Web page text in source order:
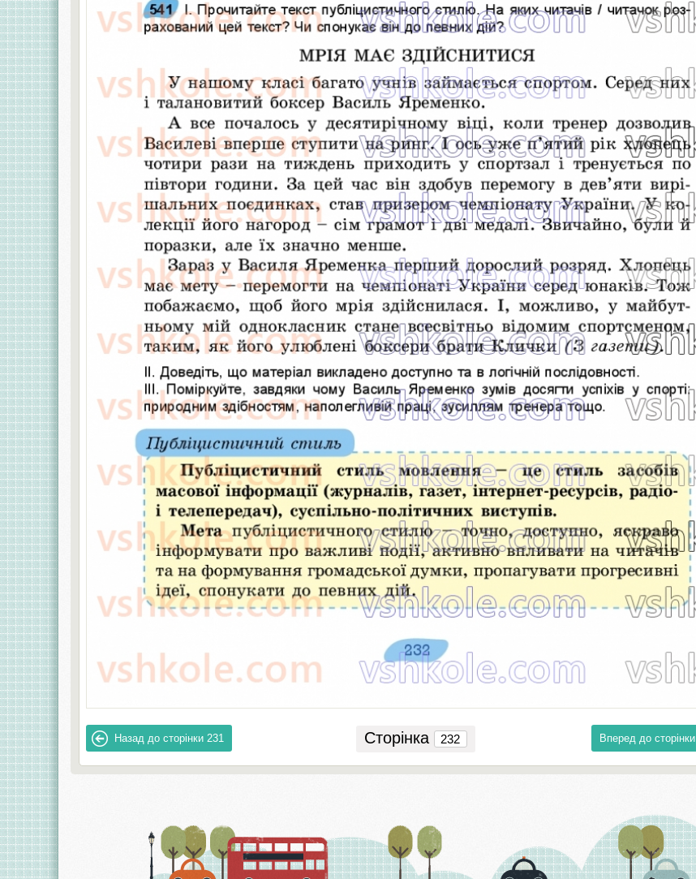
Назад до сторінки 231 Сторінка Вперед до сторінки